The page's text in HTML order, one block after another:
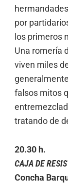
por
los primeros
Una romería
viven miles
falsos mitos
tratando de
20.30 h.
CAJA DE
Concha